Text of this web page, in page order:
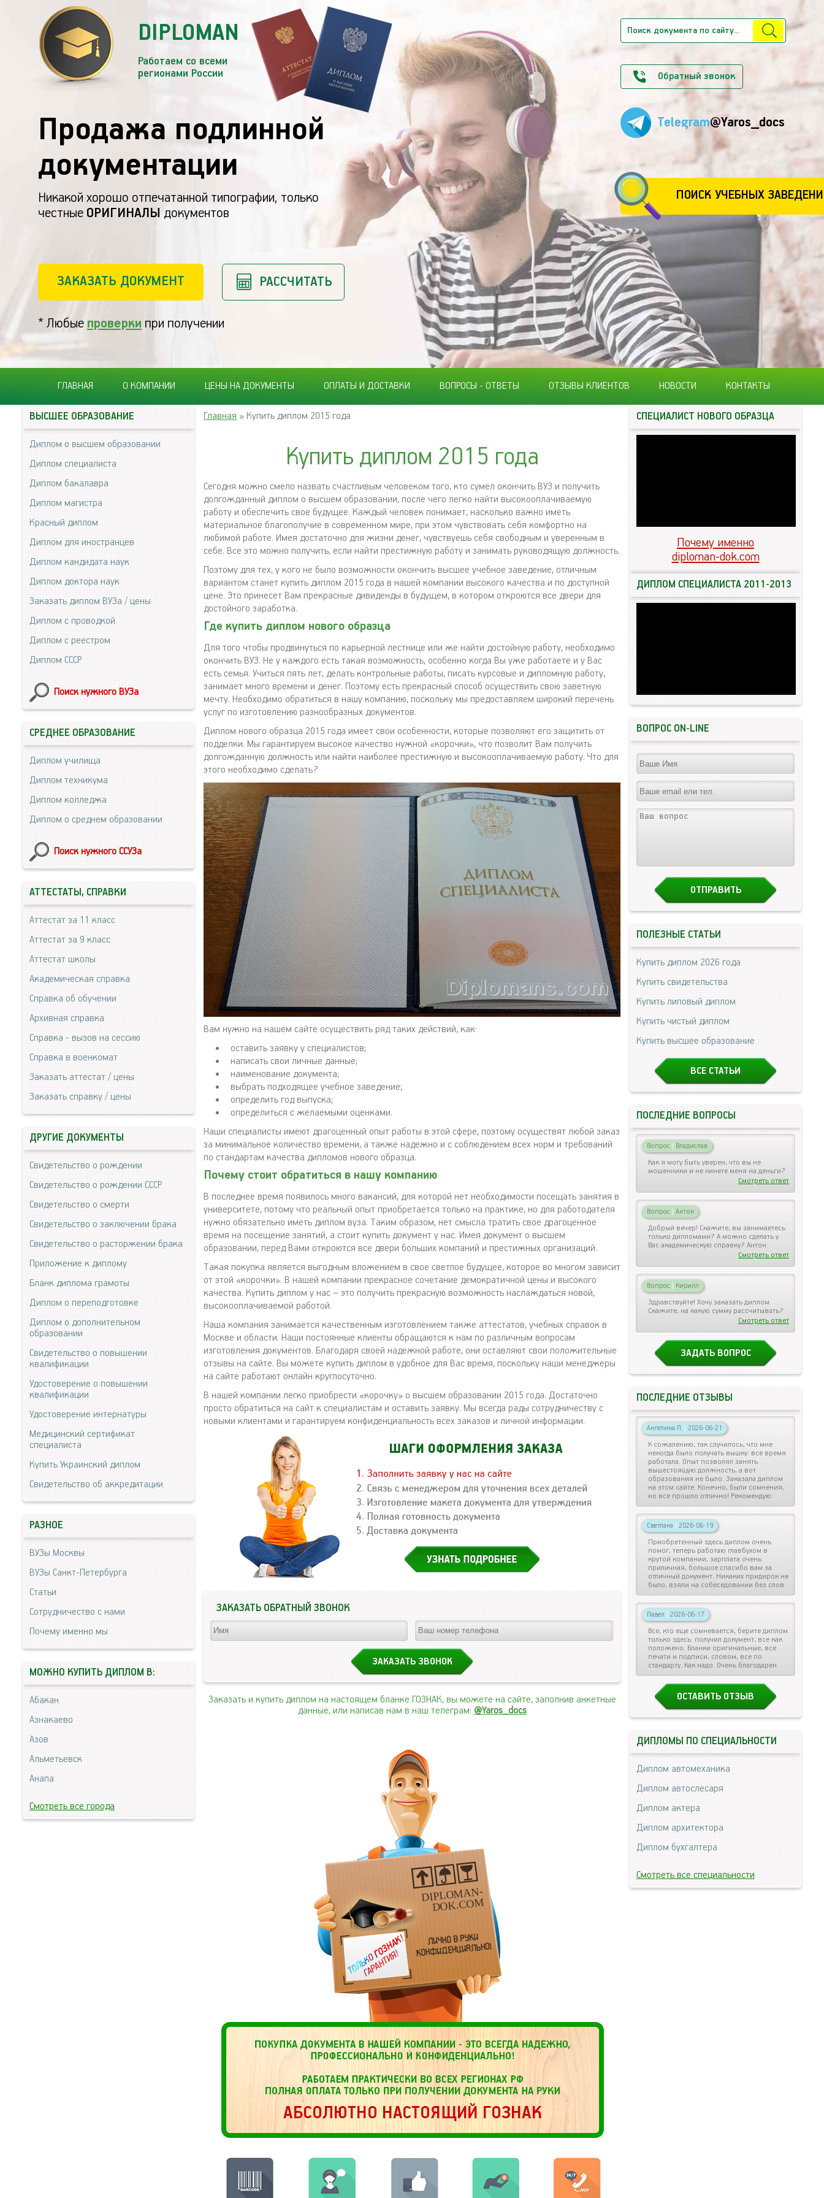
DIPLOMAN
Работаем со всеми
регионами России
Продажа подлинной
документации
Никакой хорошо отпечатанной типографии, только
честные ОРИГИНАЛЫ документов
ЗАКАЗАТЬ ДОКУМЕНТ РАССЧИТАТЬ
* Любые проверки при получении
Обратный звонок
Telegram@Yaros_docs
ПОИСК УЧЕБНЫХ
ГЛАВНАЯ О КОМПАНИИ ЦЕНЫ НА ДОКУМЕНТЫ ОПЛАТЫ И ДОСТАВКИ ВОПРОСЫ - ОТВЕТЫ ОТЗЫВЫ КЛИЕНТОВ НОВОСТИ КОНТАКТЫ
Главная » Купить диплом 2015 года
Купить диплом 2015 года
Сегодня можно смело назвать счастливым человеком того, кто сумел окончить ВУЗ и получить
долгожданный диплом о высшем образовании, после чего легко найти высокооплачиваемую
работу и обеспечить свое будущее. Каждый человек понимает, насколько важно иметь
материальное благополучие в современном мире, при этом чувствовать себя комфортно на
любимой работе. Имея достаточно для жизни денег, чувствуешь себя свободным и уверенным в
себе. Все это можно получить, если найти престижную работу и занимать руководящую должность.
Поэтому для тех, у кого не было возможности окончить высшее учебное заведение, отличным
вариантом станет купить диплом 2015 года в нашей компании высокого качества и по доступной
цене. Это принесет Вам прекрасные дивиденды в будущем, в котором откроются все двери для
достойного заработка.
Где купить диплом нового образца
Для того чтобы продвинуться по карьерной лестнице или же найти достойную работу, необходимо
окончить ВУЗ. Не у каждого есть такая возможность, особенно когда Вы уже работаете и у Вас
есть семья. Учиться пять лет, делать контрольные работы, писать курсовые и дипломную работу,
занимает много времени и денег. Поэтому есть прекрасный способ осуществить свою заветную
мечту. Необходимо обратиться в нашу компанию, поскольку мы предоставляем широкий перечень
услуг по изготовлению разнообразных документов.
Диплом нового образца 2015 года имеет свои особенности, которые позволяют его защитить от
подделки. Мы гарантируем высокое качество нужной «корочки», что позволит Вам получить
долгожданную должность или найти наиболее престижную и высокооплачиваемую работу. Что для
этого необходимо сделать?
Вам нужно на нашем сайте осуществить ряд таких действий, как:
оставить заявку у специалистов;
написать свои личные данные;
наименование документа;
выбрать подходящее учебное заведение;
определить год выпуска;
определиться с желаемыми оценками.
Наши специалисты имеют драгоценный опыт работы в этой сфере, поэтому осуществят любой заказ
за минимальное количество времени, а также надежно и с соблюдением всех норм и требований
по стандартам качества дипломов нового образца.
Почему стоит обратиться в нашу компанию
В последнее время появилось много вакансий, для которой нет необходимости посещать занятия в
университете, потому что реальный опыт приобретается только на практике, но для работодателя
нужно обязательно иметь диплом вуза. Таким образом, нет смысла тратить свое драгоценное
время на посещение занятий, а стоит купить документ у нас. Имея документ о высшем
образовании, перед Вами откроются все двери больших компаний и престижных организаций.
Такая покупка является выгодным вложением в свое светлое будущее, которое во многом зависит
от этой «корочки». В нашей компании прекрасное сочетание демократичной цены и высокого
качества. Купить диплом у нас – это получить прекрасную возможность наслаждаться новой,
высокооплачиваемой работой.
Наша компания занимается качественным изготовлением также аттестатов, учебных справок в
Москве и области. Наши постоянные клиенты обращаются к нам по различным вопросам
изготовления документов. Благодаря своей надежной работе, они оставляют свои положительные
отзывы на сайте. Вы можете купить диплом в удобное для Вас время, поскольку наши менеджеры
на сайте работают онлайн круглосуточно.
В нашей компании легко приобрести «корочку» о высшем образовании 2015 года. Достаточно
просто обратиться на сайт к специалистам и оставить заявку. Мы всегда рады сотрудничеству с
новыми клиентами и гарантируем конфиденциальность всех заказов и личной информации.
ЗАКАЗАТЬ ОБРАТНЫЙ ЗВОНОК
Заказать и купить диплом на настоящем бланке ГОЗНАК, вы можете на сайте, заполнив анкетные
данные, или написав нам в наш телеграм: @Yaros_docs
DIPLOMAN-
DOK.COM
ВЫСШЕЕ ОБРАЗОВАНИЕ
Диплом о высшем образовании
Диплом специалиста
Диплом бакалавра
Диплом магистра
Красный диплом
Диплом для иностранцев
Диплом кандидата наук
Диплом доктора наук
Заказать диплом ВУЗа / цены
Диплом с проводкой
Диплом с реестром
Диплом СССР
Поиск нужного ВУЗа
СРЕДНЕЕ ОБРАЗОВАНИЕ
Диплом училища
Диплом техникума
Диплом колледжа
Диплом о среднем образовании
Поиск нужного ССУЗа
АТТЕСТАТЫ, СПРАВКИ
Аттестат за 11 класс
Аттестат за 9 класс
Аттестат школы
Академическая справка
Справка об обучении
Архивная справка
Справка - вызов на сессию
Справка в военкомат
Заказать аттестат / цены
Заказать справку / цены
ДРУГИЕ ДОКУМЕНТЫ
Свидетельство о рождении
Свидетельство о рождении СССР
Свидетельство о смерти
Свидетельство о заключении брака
Свидетельство о расторжении брака
Приложение к диплому
Бланк диплома грамоты
Диплом о переподготовке
Диплом о дополнительном
образовании
Свидетельство о повышении
квалификации
Удостоверение о повышении
квалификации
Удостоверение интернатуры
Медицинский сертификат
специалиста
Купить Украинский диплом
Свидетельство об аккредитации
РАЗНОЕ
ВУЗы Москвы
ВУЗы Санкт-Петербурга
Статьи
Сотрудничество с нами
Почему именно мы
МОЖНО КУПИТЬ ДИПЛОМ В:
Абакан
Азнакаево
Азов
Альметьевск
Анапа
Смотреть все города
СПЕЦИАЛИСТ НОВОГО ОБРАЗЦА
Почему именно
diploman-dok.com
ДИПЛОМ СПЕЦИАЛИСТА 2011-2013
ВОПРОС ON-LINE
ПОЛЕЗНЫЕ СТАТЬИ
Купить диплом 2026 года
Купить свидетельства
Купить липовый диплом
Купить чистый диплом
Купить высшее образование
ВСЕ СТАТЬИ
ПОСЛЕДНИЕ ВОПРОСЫ
Вопрос | Владислав
Как я могу быть уверен, что вы не
мошенники и не кинете меня на деньги?
Смотреть ответ
Вопрос | Антон
Добрый вечер! Скажите, вы занимаетесь
только дипломами? А можно сделать у
Вас академическую справку? Антон
Смотреть ответ
Вопрос | Кирилл
Здравствуйте! Хочу заказать диплом.
Скажите, на какую сумму рассчитывать?
Смотреть ответ
ЗАДАТЬ ВОПРОС
ПОСЛЕДНИЕ ОТЗЫВЫ
Ангелина П. | 2026-06-21
К сожалению, так случилось, что мне
некогда было получать вышку: все время
работала. Опыт позволял занять
вышестоящую должность, а вот
образования не было. Заказала диплом
на этом сайте. Конечно, были сомнения,
но все прошло отлично! Рекомендую.
Светлана | 2026-06-19
Приобретенный здесь диплом очень
помог, теперь работаю главбухом в
крутой компании, зарплата очень
приличная, большое спасибо вам за
отличный документ. Никаких придирок не
было, взяли на собеседовании без слов.
Павел | 2026-06-17
Все, кто еще сомневается, берите диплом
только здесь: получил документ, все как
положено. Бланки оригинальные, все
печати и подписи, словом, все по
стандарту. Как надо. Очень благодарен.
ОСТАВИТЬ ОТЗЫВ
ДИПЛОМЫ ПО СПЕЦИАЛЬНОСТИ
Диплом автомеханика
Диплом автослесаря
Диплом актера
Диплом архитектора
Диплом бухгалтера
Смотреть все специальности